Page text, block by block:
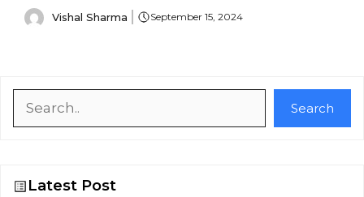
Vishal Sharma September 15, 2024
Search
Latest Post